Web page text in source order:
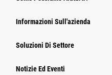
Informazioni Sull'azienda
Soluzioni Di Settore
Notizie Ed Eventi